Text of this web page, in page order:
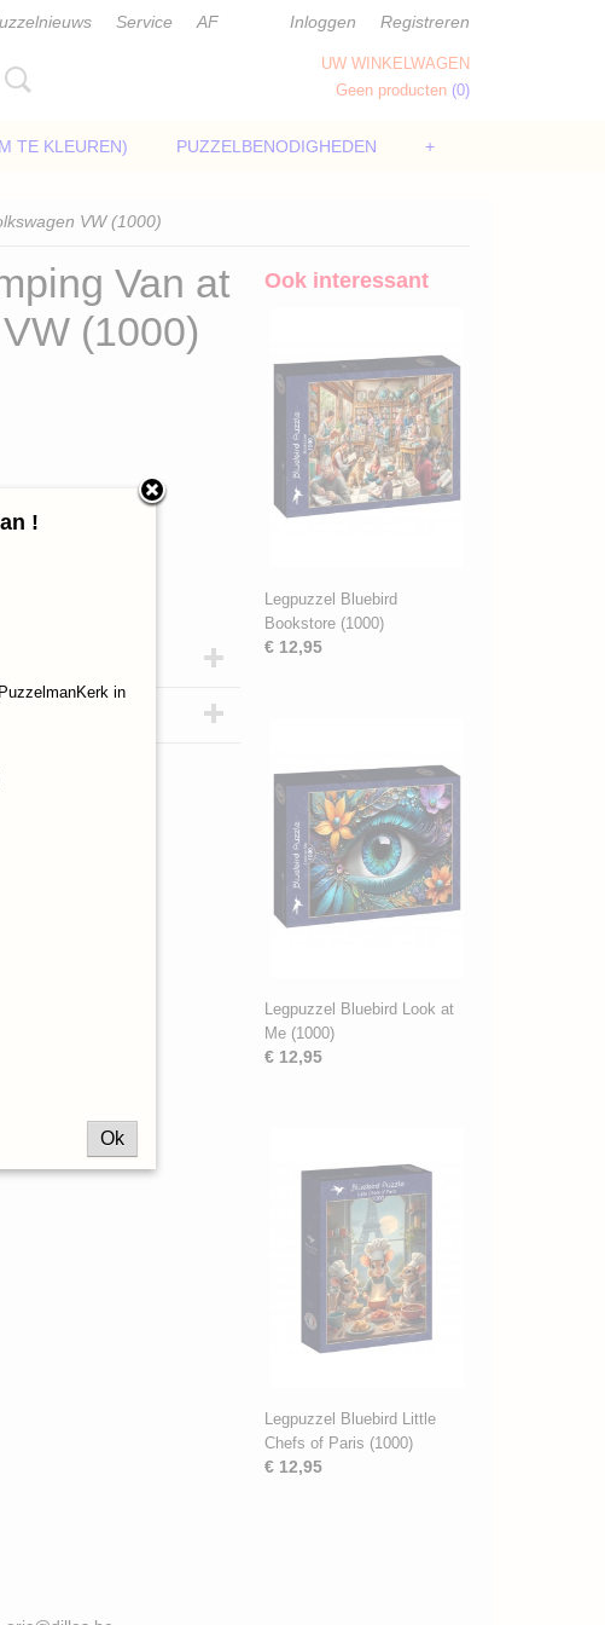
Service AF Inloggen Registreren
UW WINKELWAGEN
Geen producten (0)
TE KLEUREN) PUZZELBENODIGHEDEN +
VW (1000)
Van at
(1000)
91043
Ook interessant
Legpuzzel Bluebird
Bookstore (1000)
€ 12,95
Legpuzzel Bluebird Look at
Me (1000)
€ 12,95
Legpuzzel Bluebird Little
Chefs of Paris (1000)
€ 12,95
!
in
Ok